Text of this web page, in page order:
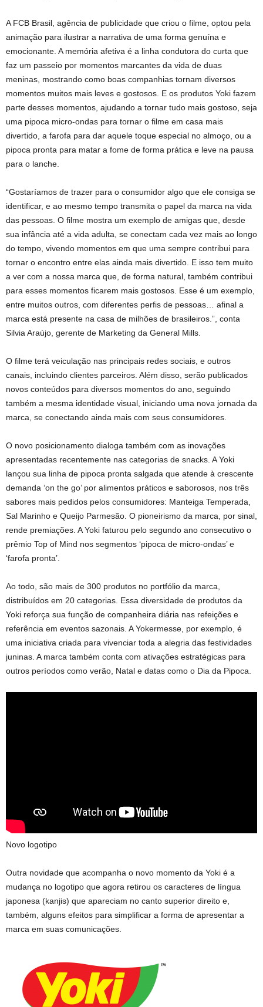
A FCB Brasil, agência de publicidade que criou o filme, optou pela
animação para ilustrar a narrativa de uma forma genuína e
emocionante. A memória afetiva é a linha condutora do curta que
faz um passeio por momentos marcantes da vida de duas
meninas, mostrando como boas companhias tornam diversos
momentos muitos mais leves e gostosos. E os produtos Yoki fazem
parte desses momentos, ajudando a tornar tudo mais gostoso, seja
uma pipoca micro-ondas para tornar o filme em casa mais
divertido, a farofa para dar aquele toque especial no almoço, ou a
pipoca pronta para matar a fome de forma prática e leve na pausa
para o lanche.
“Gostaríamos de trazer para o consumidor algo que ele consiga se
identificar, e ao mesmo tempo transmita o papel da marca na vida
das pessoas. O filme mostra um exemplo de amigas que, desde
sua infância até a vida adulta, se conectam cada vez mais ao longo
do tempo, vivendo momentos em que uma sempre contribui para
tornar o encontro entre elas ainda mais divertido. E isso tem muito
a ver com a nossa marca que, de forma natural, também contribui
para esses momentos ficarem mais gostosos. Esse é um exemplo,
entre muitos outros, com diferentes perfis de pessoas… afinal a
marca está presente na casa de milhões de brasileiros.”, conta
Silvia Araújo, gerente de Marketing da General Mills.
O filme terá veiculação nas principais redes sociais, e outros
canais, incluindo clientes parceiros. Além disso, serão publicados
novos conteúdos para diversos momentos do ano, seguindo
também a mesma identidade visual, iniciando uma nova jornada da
marca, se conectando ainda mais com seus consumidores.
O novo posicionamento dialoga também com as inovações
apresentadas recentemente nas categorias de snacks. A Yoki
lançou sua linha de pipoca pronta salgada que atende à crescente
demanda ‘on the go’ por alimentos práticos e saborosos, nos três
sabores mais pedidos pelos consumidores: Manteiga Temperada,
Sal Marinho e Queijo Parmesão. O pioneirismo da marca, por sinal,
rende premiações. A Yoki faturou pelo segundo ano consecutivo o
prêmio Top of Mind nos segmentos ‘pipoca de micro-ondas’ e
‘farofa pronta’.
Ao todo, são mais de 300 produtos no portfólio da marca,
distribuídos em 20 categorias. Essa diversidade de produtos da
Yoki reforça sua função de companheira diária nas refeições e
referência em eventos sazonais. A Yokermesse, por exemplo, é
uma iniciativa criada para vivenciar toda a alegria das festividades
juninas. A marca também conta com ativações estratégicas para
outros períodos como verão, Natal e datas como o Dia da Pipoca.
Novo logotipo
Outra novidade que acompanha o novo momento da Yoki é a
mudança no logotipo que agora retirou os caracteres de língua
japonesa (kanjis) que apareciam no canto superior direito e,
também, alguns efeitos para simplificar a forma de apresentar a
marca em suas comunicações.